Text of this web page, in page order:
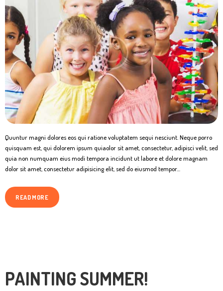
Quuntur magni dolores eos qui ratione voluptatem sequi nesciunt. Neque porro
quisquam est, qui dolorem ipsum quiaolor sit amet, consectetur, adipisci velit, sed
quia non numquam eius modi tempora incidunt ut labore et dolore magnam
dolor sit amet, consectetur adipisicing elit, sed do eiusmod tempor…
READ MORE
PAINTING SUMMER!